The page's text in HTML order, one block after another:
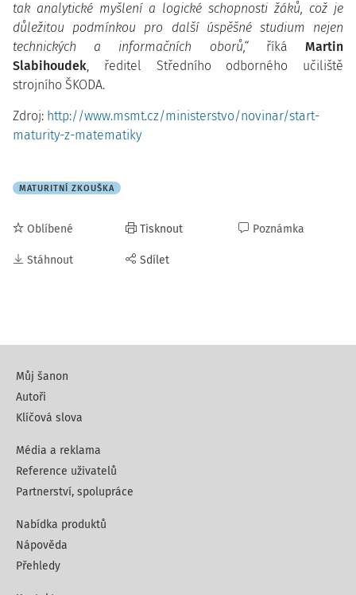
tak analytické myšlení a logické schopnosti žáků, což je
důležitou podmínkou pro další úspěšné studium nejen
technických a informačních oborů,“říkáMartin
Slabihoudek, ředitel Středního odborného učiliště
strojního ŠKODA.
Zdroj: http://www.msmt.cz/ministerstvo/novinar/start-
maturity-z-matematiky
MATURITNÍ ZKOUŠKA
Oblíbené
Stáhnout
Tisknout
Sdílet
Poznámka
Můj šanon
Autoři
Klíčová slova
Média a reklama
Reference uživatelů
Partnerství, spolupráce
Nabídka produktů
Nápověda
Přehledy